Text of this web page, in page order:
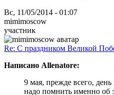
Вс, 11/05/2014 - 01:07
mimimoscow
участник
Re: С праздником Великой
Написано Allenatore:
9 мая, прежде всего,
надо помнить именно об